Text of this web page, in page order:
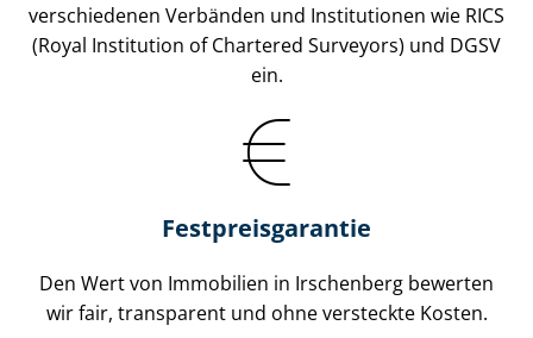
verschiedenen Verbänden und Institutionen wie RICS
(Royal Institution of Chartered Surveyors) und DGSV
ein.
Festpreis​garantie
Den Wert von Immobilien in Irschenberg bewerten
wir fair, transparent und ohne versteckte Kosten.